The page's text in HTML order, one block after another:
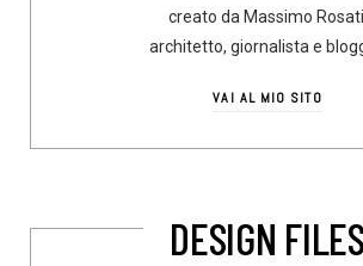
creato da Massimo
architetto, giornalista e
VAI AL MIO SITO
DESIGN FILES